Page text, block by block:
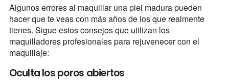
Algunos errores al maquillar una piel madura pueden
hacer que te veas con más años de los que realmente
tienes. Sigue estos consejos que utilizan los
maquilladores profesionales para rejuvenecer con el
maquillaje:
Oculta los poros abiertos